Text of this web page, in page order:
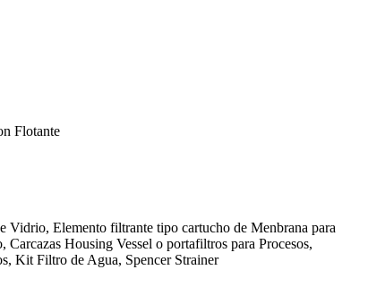
Flotante
Vidrio, Elemento filtrante tipo cartucho de Menbrana para
Housing Vessel o portafiltros para Procesos,
Kit Filtro de Agua, Spencer Strainer